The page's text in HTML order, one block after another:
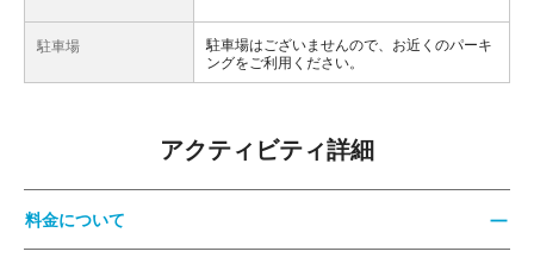
駐車場
駐車場はございませんので、お近くのパーキ
ングをご利用ください。
アクティビティ詳細
料金について